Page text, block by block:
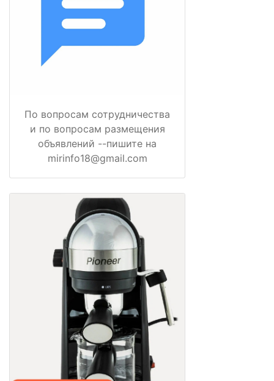
По вопросам сотрудничества
и по вопросам размещения
объявлений --пишите на
mirinfo18@gmail.com